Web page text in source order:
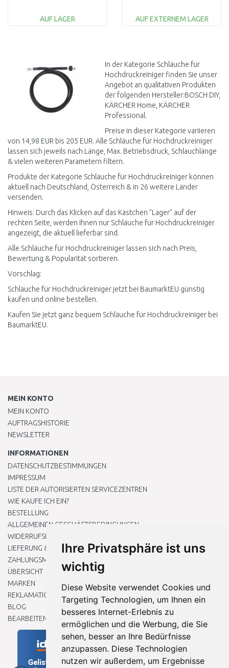
Ihre Privatsphäre ist uns
wichtig
Diese Website verwendet Cookies und
Targeting Technologien, um Ihnen ein
besseres Internet-Erlebnis zu
ermöglichen und die Werbung, die Sie
sehen, besser an Ihre Bedürfnisse
anzupassen. Diese Technologien
nutzen wir außerdem, um Ergebnisse
AUF LAGER
AUF EXTERNEM LAGER
Vergleichen
In der Kategorie Schläuche für
Hochdruckreiniger finden Sie unser
Angebot an qualitativen Produkten
der folgenden Hersteller:BOSCH DIY,
KÄRCHER Home, KÄRCHER
Professional.
Preise in dieser Kategorie variieren
von 14,98 EUR bis 205 EUR. Alle Schläuche für Hochdruckreiniger
lassen sich jeweils nach Länge, Max. Betriebsdruck, Schlauchlänge
& vielen weiteren Parametern filtern.
Produkte der Kategorie Schläuche für Hochdruckreiniger können
aktuell nach Deutschland, Österreich & in 26 weitere Länder
versenden.
Hinweis: Durch das Klicken auf das Kästchen "Lager" auf der
rechten Seite, werden Ihnen nur Schläuche für Hochdruckreiniger
angezeigt, die aktuell lieferbar sind.
Alle Schläuche für Hochdruckreiniger lassen sich nach Preis,
Bewertung & Popularität sortieren.
Vorschlag:
Schläuche für Hochdruckreiniger jetzt bei BaumarktEU günstig
kaufen und online bestellen.
Kaufen Sie jetzt ganz bequem Schläuche für Hochdruckreiniger bei
BaumarktEU.
MEIN KONTO
MEIN KONTO
AUFTRAGSHISTORIE
NEWSLETTER
INFORMATIONEN
DATENSCHUTZBESTIMMUNGEN
IMPRESSUM
LISTE DER AUTORISIERTEN SERVICEZENTREN
WIE KAUFE ICH EIN?
BESTELLUNG
ALLGEMEINEN GESCHÄFTSBEDINGUNGEN
WIDERRUFSRECHT
LIEFERUNG & ZAHLUNG
ZAHLUNGSMETHODEN
ÜBERSICHT
MARKEN
REKLAMATIONEN UND RETOUREN
BLOG
BEARBEITEN SIE MEINE COOKIE-EINSTELLUNGEN